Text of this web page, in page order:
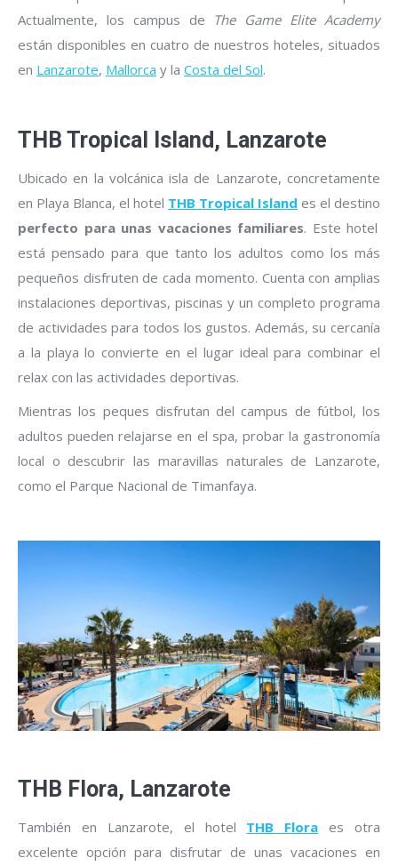
Actualmente, los campus de The Game Elite Academy
están disponibles en cuatro de nuestros hoteles, situados
en Lanzarote, Mallorca y la Costa del Sol.
THB Tropical Island, Lanzarote
Ubicado en la volcánica isla de Lanzarote, concretamente
en Playa Blanca, el hotel THB Tropical Island es el destino
perfecto para unas vacaciones familiares. Este hotel
está pensado para que tanto los adultos como los más
pequeños disfruten de cada momento. Cuenta con amplias
instalaciones deportivas, piscinas y un completo programa
de actividades para todos los gustos. Además, su cercanía
a la playa lo convierte en el lugar ideal para combinar el
relax con las actividades deportivas.
Mientras los peques disfrutan del campus de fútbol, los
adultos pueden relajarse en el spa, probar la gastronomía
local o descubrir las maravillas naturales de Lanzarote,
como el Parque Nacional de Timanfaya.
THB Flora, Lanzarote
También en Lanzarote, el hotel THB Flora es otra
excelente opción para disfrutar de unas vacaciones en